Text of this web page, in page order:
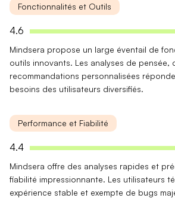
Fonctionnalités et Outils
4.6
Mindsera propose un large éventail de
outils innovants. Les analyses de pensée,
recommandations personnalisées
besoins des utilisateurs diversifiés.
Performance et Fiabilité
4.4
Mindsera offre des analyses rapides et
fiabilité impressionnante. Les utilisateurs
expérience stable et exempte de bugs